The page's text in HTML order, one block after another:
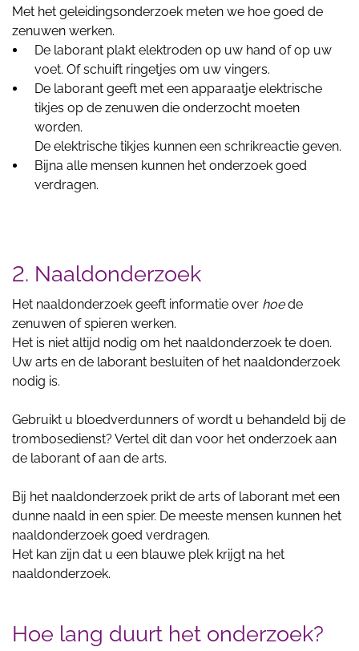
Met het geleidingsonderzoek meten we hoe goed de
zenuwen werken.
De laborant plakt elektroden op uw hand of op uw
voet. Of schuift ringetjes om uw vingers.
De laborant geeft met een apparaatje elektrische
tikjes op de zenuwen die onderzocht moeten
worden.
De elektrische tikjes kunnen een schrikreactie geven.
Bijna alle mensen kunnen het onderzoek goed
verdragen.
2. Naaldonderzoek
Het naaldonderzoek geeft informatie over hoede
zenuwen of spieren werken.
Het is niet altijd nodig om het naaldonderzoek te doen.
Uw arts en de laborant besluiten of het naaldonderzoek
nodig is.
Gebruikt u bloedverdunners of wordt u behandeld bij de
trombosedienst? Vertel dit dan voor het onderzoek aan
de laborant of aan de arts.
Bij het naaldonderzoek prikt de arts of laborant met een
dunne naald in een spier. De meeste mensen kunnen het
naaldonderzoek goed verdragen.
Het kan zijn dat u een blauwe plek krijgt na het
naaldonderzoek.
Hoe lang duurt het onderzoek?